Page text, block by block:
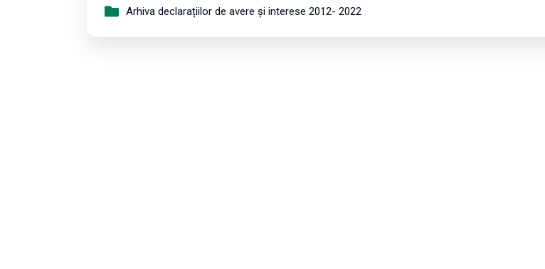
Arhiva declarațiilor de avere și interese 2012- 2022